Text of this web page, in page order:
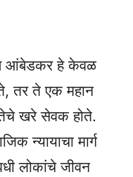
आंबेडकर हे केवळ
तर ते एक महान
खरे सेवक होते.
न्यायाचा मार्ग
लोकांचे जीवन